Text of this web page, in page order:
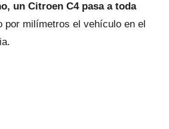
un Citroen C4 pasa a toda
por milímetros el vehículo en el